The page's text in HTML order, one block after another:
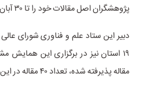
پژوهشگران اصل مقالات خود را تا ۳۰ آبان ارسال کردند.
دبیر این ستاد علم و فناوری شورای
مقاله پذیرفته شده، تعداد ۴۰ مقاله در این نشست ارائه می‌شود.